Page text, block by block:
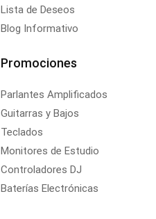
Lista de Deseos
Blog Informativo
Promociones
Parlantes Amplificados
Guitarras y Bajos
Teclados
Monitores de Estudio
Controladores DJ
Baterías Electrónicas